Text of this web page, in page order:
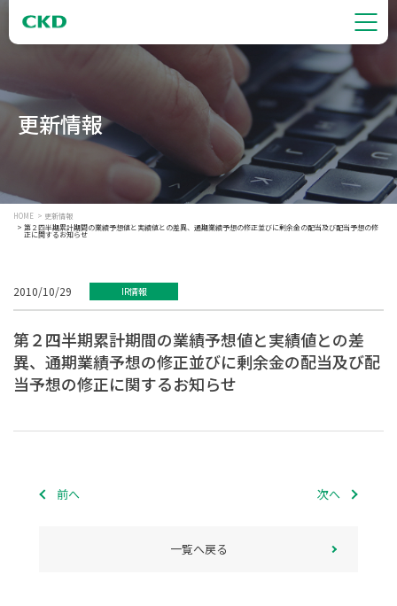
更新情報
HOME
更新情報
第２四半期累計期間の業績予想値と実績値との差異、通期業績予想の修正並びに剰余金の配当及び配当予想の修
正に関するお知らせ
2010/10/29 IR情報
第２四半期累計期間の業績予想値と実績値との差
異、通期業績予想の修正並びに剰余金の配当及び配
当予想の修正に関するお知らせ
前へ 次へ
一覧へ戻る